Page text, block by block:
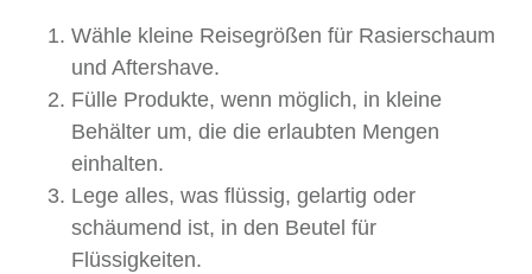
Wähle kleine Reisegrößen für Rasierschaum
und Aftershave.
Fülle Produkte, wenn möglich, in kleine
Behälter um, die die erlaubten Mengen
einhalten.
Lege alles, was flüssig, gelartig oder
schäumend ist, in den Beutel für
Flüssigkeiten.